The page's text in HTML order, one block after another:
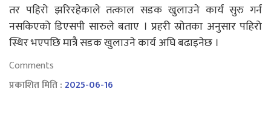
तर पहिरो झरिरहेकाले तत्काल सडक खुलाउने कार्य सुरु गर्न
नसकिएको डिएसपी सारुले बताए । प्रहरी स्रोतका अनुसार पहिरो
स्थिर भएपछि मात्रै सडक खुलाउने कार्य अघि बढाइनेछ ।
Comments
प्रकाशित मिति :2025-06-16